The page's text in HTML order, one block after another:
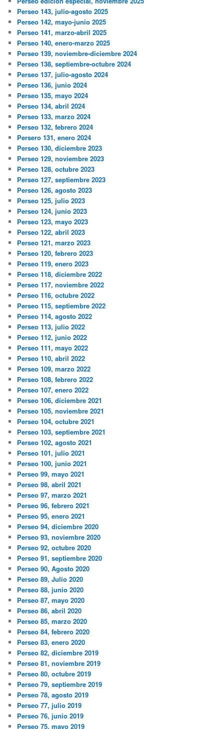
Perseo 143, julio-agosto 2025
Perseo 142, mayo-junio 2025
Perseo 141, marzo-abril 2025
Perseo 140, enero-marzo 2025
Perseo 139, noviembre-diciembre 2024
Perseo 138, septiembre-octubre 2024
Perseo 137, julio-agosto 2024
Perseo 136, junio 2024
Perseo 135, mayo 2024
Perseo 134, abril 2024
Perseo 133, marzo 2024
Perseo 132, febrero 2024
Persero 131, enero 2024
Perseo 130, diciembre 2023
Perseo 129, noviembre 2023
Perseo 128, octubre 2023
Perseo 127, septiembre 2023
Perseo 126, agosto 2023
Perseo 125, julio 2023
Perseo 124, junio 2023
Perseo 123, mayo 2023
Perseo 122, abril 2023
Perseo 121, marzo 2023
Perseo 120, febrero 2023
Perseo 119, enero 2023
Perseo 118, diciembre 2022
Perseo 117, noviembre 2022
Perseo 116, octubre 2022
Perseo 115, septiembre 2022
Perseo 114, agosto 2022
Perseo 113, julio 2022
Perseo 112, junio 2022
Perseo 111, mayo 2022
Perseo 110, abril 2022
Perseo 109, marzo 2022
Perseo 108, febrero 2022
Perseo 107, enero 2022
Perseo 106, diciembre 2021
Perseo 105, noviembre 2021
Perseo 104, octubre 2021
Perseo 103, septiembre 2021
Perseo 102, agosto 2021
Perseo 101, julio 2021
Perseo 100, junio 2021
Perseo 99, mayo 2021
Perseo 98, abril 2021
Perseo 97, marzo 2021
Perseo 96, febrero 2021
Perseo 95, enero 2021
Perseo 94, diciembre 2020
Perseo 93, noviembre 2020
Perseo 92, octubre 2020
Perseo 91, septiembre 2020
Perseo 90, Agosto 2020
Perseo 89, Julio 2020
Perseo 88, junio 2020
Perseo 87, mayo 2020
Perseo 86, abril 2020
Perseo 85, marzo 2020
Perseo 84, febrero 2020
Perseo 83, enero 2020
Perseo 82, diciembre 2019
Perseo 81, noviembre 2019
Perseo 80, octubre 2019
Perseo 79, septiembre 2019
Perseo 78, agosto 2019
Perseo 77, julio 2019
Perseo 76, junio 2019
Perseo 75, mayo 2019